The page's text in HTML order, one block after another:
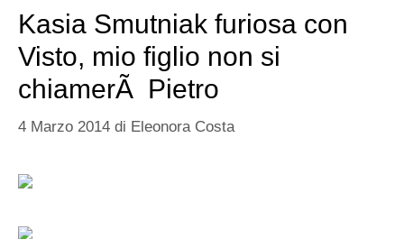
Kasia Smutniak furiosa con
Visto, mio figlio non si
chiamerÃ Pietro
4 Marzo 2014 di Eleonora Costa